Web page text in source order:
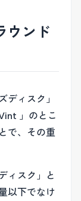
ウンド
ディスク」
」のとこ
で、その重
ィスク」と
以下でなけ